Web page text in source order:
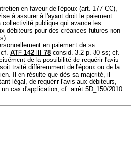
en faveur de l'époux (art. 177 CC),
à assurer à l'ayant droit le paiement
publique qui avance les
débiteurs pour des créances futures non
en paiement de sa
ATF 142 III 78 consid. 3.2 p. 80 ss; cf.
de la possibilité de requérir l'avis
traité différemment de l'époux ou de la
Il en résulte que dès sa majorité, il
légal, de requérir l'avis aux débiteurs,
cas d'application, cf. arrêt 5D_150/2010